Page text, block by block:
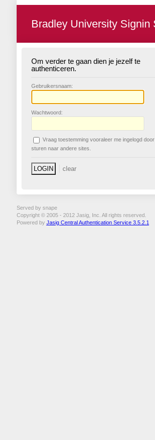
Bradley University Signin
Om verder te gaan dien je jezelf te
authenticeren.
Gebruikersnaam:
Wachtwoord:
Vraag toestemming vooraleer me ingelogd
sturen naar andere sites.
Served by snape
Copyright © 2005 - 2012 Jasig, Inc. All rights reserved.
Powered by Jasig Central Authentication Service 3.5.2.1